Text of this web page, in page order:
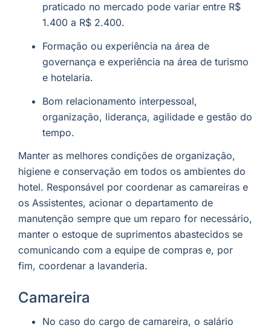
praticado no mercado pode variar entre R$
1.400 a R$ 2.400.
Formação ou experiência na área de
governança e experiência na área de turismo
e hotelaria.
Bom relacionamento interpessoal,
organização, liderança, agilidade e gestão do
tempo.
Manter as melhores condições de organização,
higiene e conservação em todos os ambientes do
hotel. Responsável por coordenar as camareiras e
os Assistentes, acionar o departamento de
manutenção sempre que um reparo for necessário,
manter o estoque de suprimentos abastecidos se
comunicando com a equipe de compras e, por
fim, coordenar a lavanderia.
Camareira
No caso do cargo de camareira, o salário